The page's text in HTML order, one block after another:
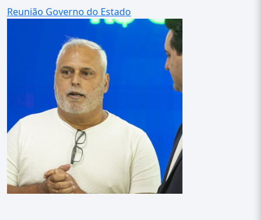
Reunião Governo do Estado